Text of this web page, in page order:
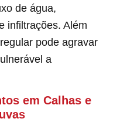
de água,
infiltrações. Além
pode agravar
a
em Calhas e